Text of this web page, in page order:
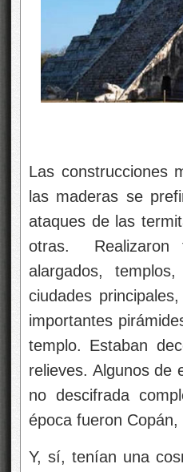
Las construcciones
las maderas se
ataques de las
otras. Realizaron
alargados,
ciudades
importantes
templo. Estaban
relieves. Algunos de
no descifrada
época fueron
Y, sí, tenían una